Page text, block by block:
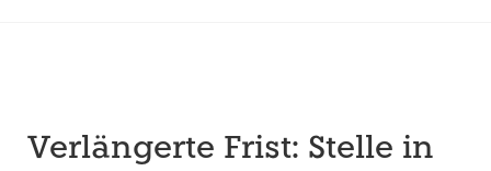
Verlängerte Frist: Stelle in